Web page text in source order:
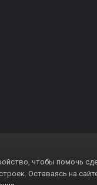
чтобы помочь
Оставаясь на